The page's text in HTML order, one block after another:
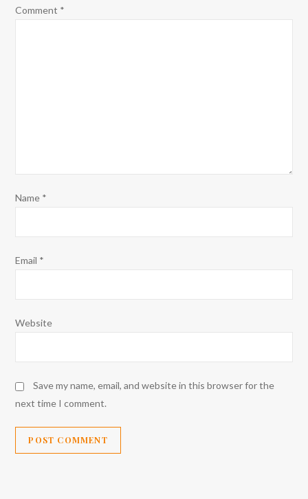
Comment *
Name *
Email *
Website
Save my name, email, and website in this browser for the
next time I comment.